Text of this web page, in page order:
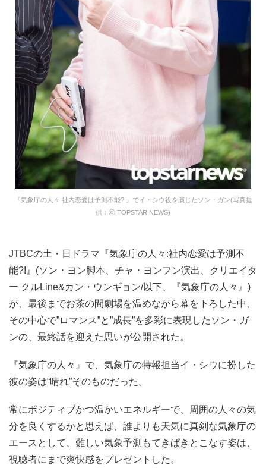
『気象庁の人々:社内恋愛は予測不能?!』でイ・シウ役を演じたソン・ガン(写真提
供：ⓒ TOPSTAR NEWS)
JTBCの土・日ドラマ『気象庁の人々:社内恋愛は予測不
能?!』(ソン・ヨン脚本、チャ・ヨンフン演出、クリエイタ
ー クルLine&カン・ウンギョン/以下、『気象庁の人々』)
が、最後までお茶の間劇場を温めながら幕を下ろした中、
その中心で”ロマンス”と”成長”を多彩に表現したソン・ガ
ンの、最終話を迎えた思いが公開された。
『気象庁の人々』で、気象庁の特報担当イ・シウに扮した
彼の姿は“晴れ”そのものだった。
常にポジティブかつ温かいエネルギーで、周囲の人々の気
分を良くするかと思えば、誰よりも天気に真剣な気象庁の
エースとして、難しい気象予測もてきぱきとこなす姿は、
視聴者にまで爽快感をプレゼントした。